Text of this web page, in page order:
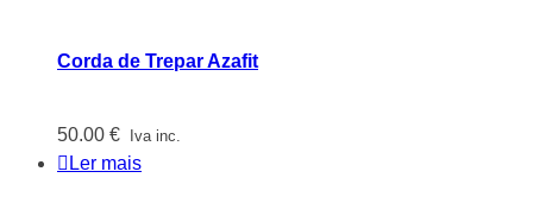
Corda de Trepar Azafit
50.00 € Iva inc.
Ler mais